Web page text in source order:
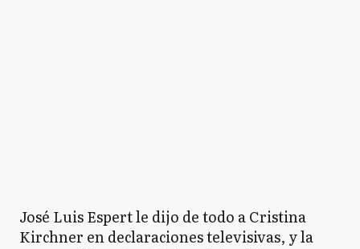
José Luis Espert le dijo de todo a Cristina
Kirchner en declaraciones televisivas, y la